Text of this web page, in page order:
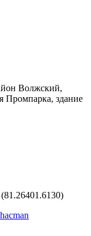
Волжский,
Промпарка, здание